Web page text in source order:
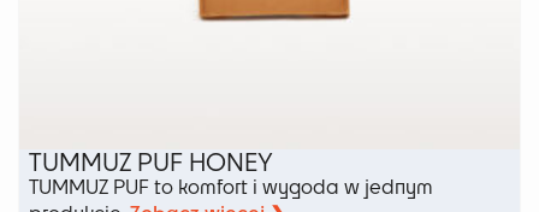
TUMMUZ PUF HONEY
TUMMUZ PUF to komfort i wygoda w jednym